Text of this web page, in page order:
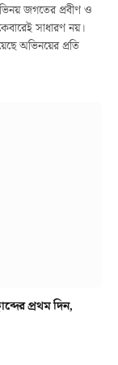
জগতের প্রবীণ ও
সাধারণ নয়।
অভিনয়ের প্রতি
প্রথম দিন,